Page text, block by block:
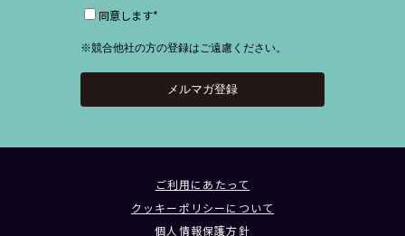
同意します*
※競合他社の方の登録はご遠慮ください。
ご利用にあたって
クッキーポリシーについて
個人情報保護方針